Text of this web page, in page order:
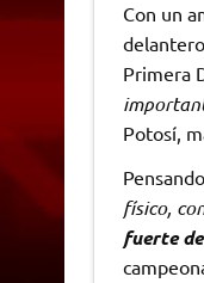
Con un
Primera
Potosí,
físico,
fuerte